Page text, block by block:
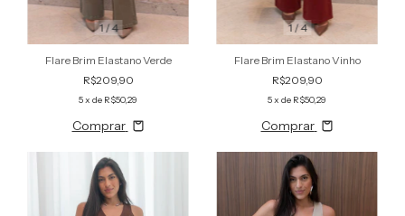
1/4
Flare Brim Elastano Verde
R$209,90
5x de R$50,29
Comprar
1/4
Flare Brim Elastano Vinho
R$209,90
5x de R$50,29
Comprar